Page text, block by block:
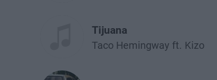
Tijuana
Taco Hemingway ft. Kizo